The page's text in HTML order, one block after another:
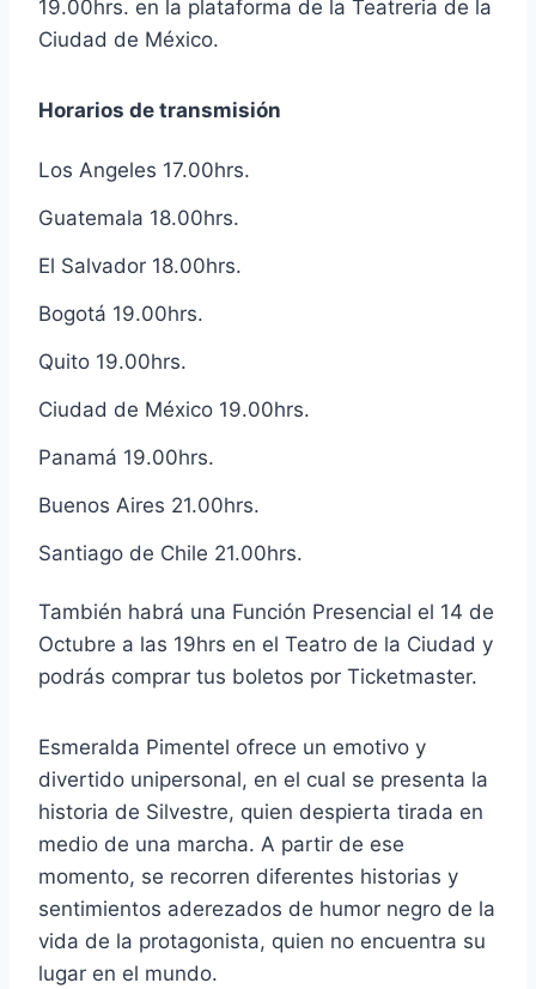
19.00hrs. en la plataforma de la Teatreria de la
Ciudad de México.
Horarios de transmisión
Los Angeles 17.00hrs.
Guatemala 18.00hrs.
El Salvador 18.00hrs.
Bogotá 19.00hrs.
Quito 19.00hrs.
Ciudad de México 19.00hrs.
Panamá 19.00hrs.
Buenos Aires 21.00hrs.
Santiago de Chile 21.00hrs.
También habrá una Función Presencial el 14 de
Octubre a las 19hrs en el Teatro de la Ciudad y
podrás comprar tus boletos por Ticketmaster.
Esmeralda Pimentel ofrece un emotivo y
divertido unipersonal, en el cual se presenta la
historia de Silvestre, quien despierta tirada en
medio de una marcha. A partir de ese
momento, se recorren diferentes historias y
sentimientos aderezados de humor negro de la
vida de la protagonista, quien no encuentra su
lugar en el mundo.